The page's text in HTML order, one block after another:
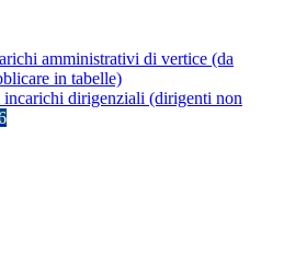
amministrativi di vertice (da
in tabelle)
dirigenziali (dirigenti non